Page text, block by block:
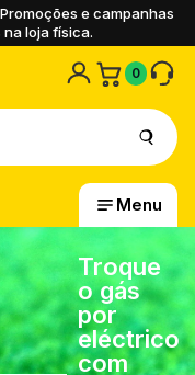
e campanhas
loja física.
0
Menu
Troque
o gás
por
eléctrico
com